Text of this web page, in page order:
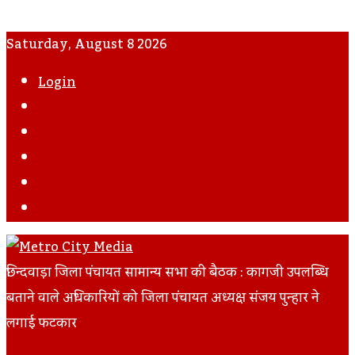
Saturday, August 8 2026
Login
छिन्दवाड़ा जिला पंचायत सामान्य सभा की बैठक : कागजी उपलब्धि
बताने वाले अधिकारियों को जिला पंचायत अध्यक्ष संजय पुन्हार ने
लगाई फटकार